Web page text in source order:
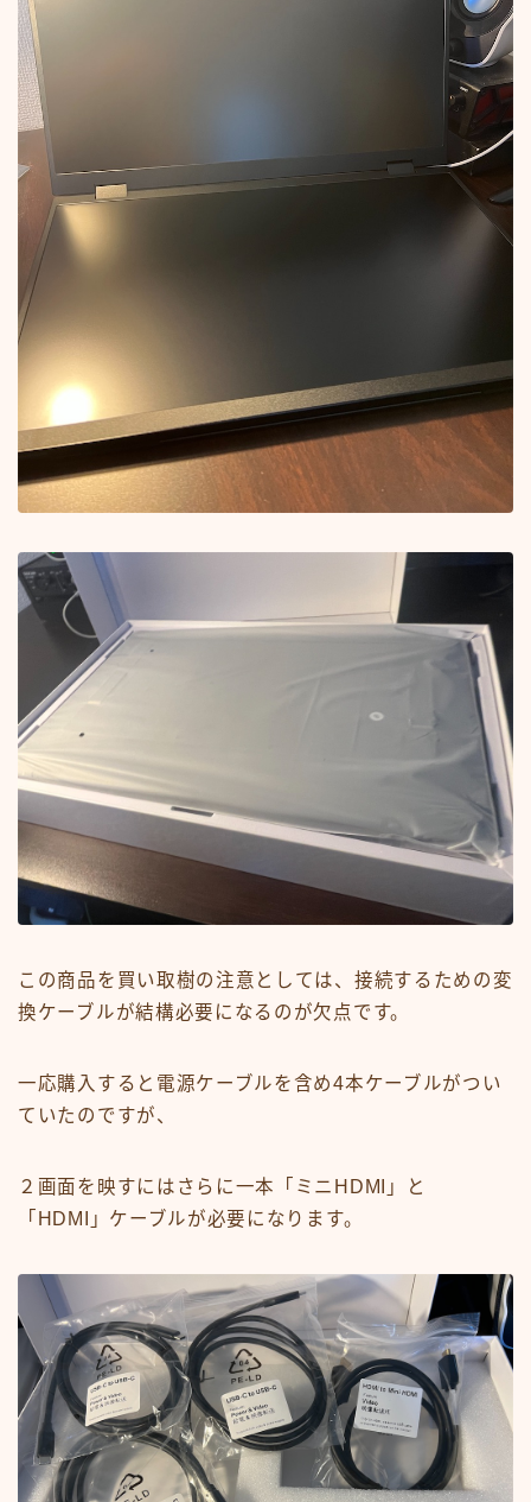
この商品を買い取樹の注意としては、接続するための変
換ケーブルが結構必要になるのが欠点です。
一応購入すると電源ケーブルを含め4本ケーブルがつい
ていたのですが、
２画面を映すにはさらに一本「ミニHDMI」と
「HDMI」ケーブルが必要になります。